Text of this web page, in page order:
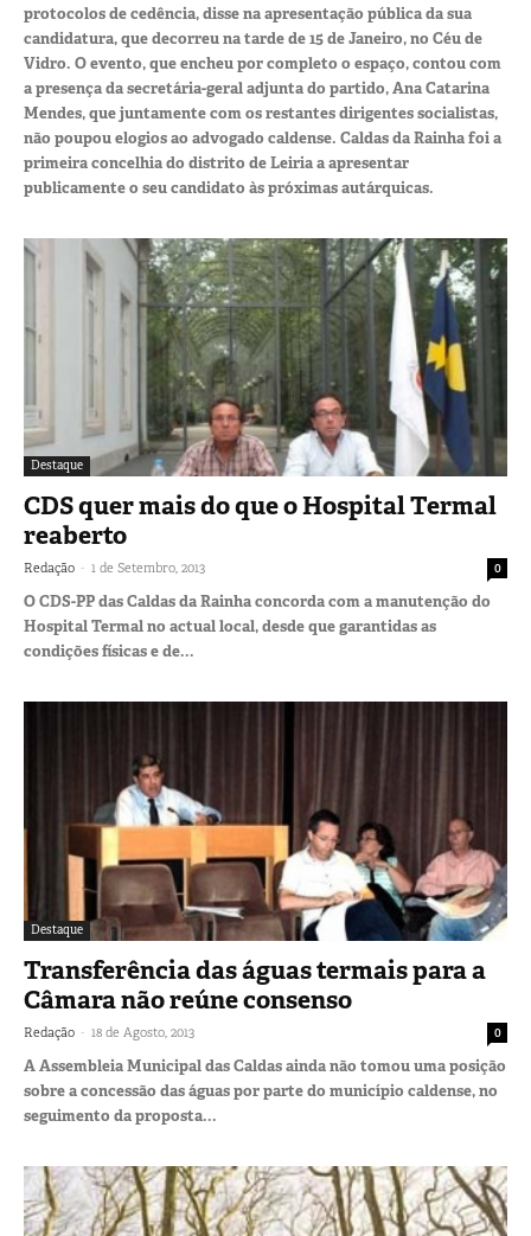
protocolos de cedência, disse na apresentação pública da sua
candidatura, que decorreu na tarde de 15 de Janeiro, no Céu de
Vidro. O evento, que encheu por completo o espaço, contou com
a presença da secretária-geral adjunta do partido, Ana Catarina
Mendes, que juntamente com os restantes dirigentes socialistas,
não poupou elogios ao advogado caldense. Caldas da Rainha foi a
primeira concelhia do distrito de Leiria a apresentar
publicamente o seu candidato às próximas autárquicas.
Destaque
CDS quer mais do que o Hospital Termal
reaberto
Redação - 1 de Setembro, 2013 0
O CDS-PP das Caldas da Rainha concorda com a manutenção do
Hospital Termal no actual local, desde que garantidas as
condições físicas e de...
Destaque
Transferência das águas termais para a
Câmara não reúne consenso
Redação - 18 de Agosto, 2013 0
A Assembleia Municipal das Caldas ainda não tomou uma posição
sobre a concessão das águas por parte do município caldense, no
seguimento da proposta...